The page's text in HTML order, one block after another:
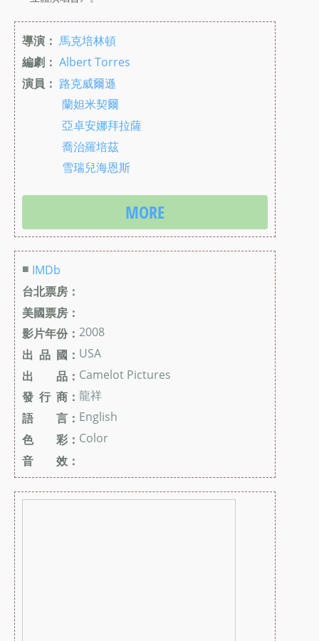
導演： 馬克培林頓
編劇： Albert Torres
演員： 路克威爾遜
蘭妲米契爾
亞卓安娜拜拉薩
喬治羅培茲
雪瑞兒海恩斯
MORE
■ IMDb
台北票房：
美國票房：
影片年份： 2008
出 品 國： USA
出 品： Camelot Pictures
發 行 商： 龍祥
語 言： English
色 彩： Color
音 效：